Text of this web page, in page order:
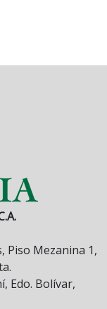
Piso Mezanina 1,
Edo. Bolívar,